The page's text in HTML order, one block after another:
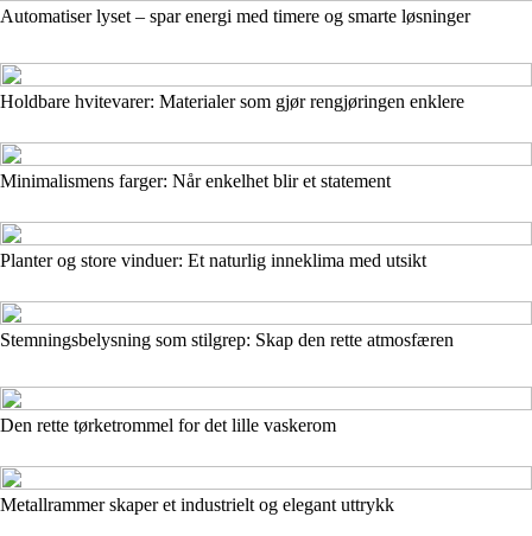
Automatiser lyset – spar energi med timere og smarte løsninger
Holdbare hvitevarer: Materialer som gjør rengjøringen enklere
Minimalismens farger: Når enkelhet blir et statement
Planter og store vinduer: Et naturlig inneklima med utsikt
Stemningsbelysning som stilgrep: Skap den rette atmosfæren
Den rette tørketrommel for det lille vaskerom
Metallrammer skaper et industrielt og elegant uttrykk